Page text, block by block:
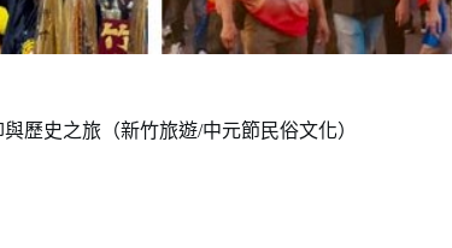
歷史之旅（新竹旅遊/中元節民俗文化）